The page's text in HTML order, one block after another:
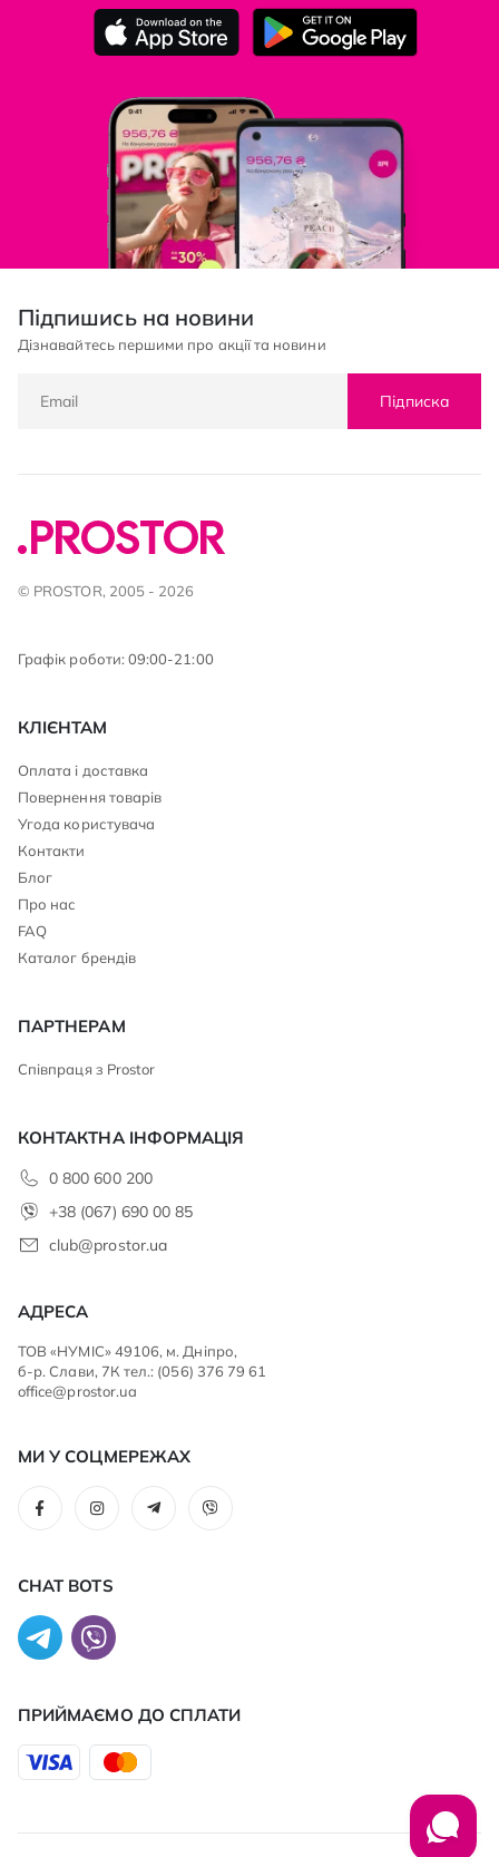
Підпишись на новини
Дізнавайтесь першими про акції та новини
Підписка
© PROSTOR, 2005 - 2026
Графік роботи: 09:00-21:00
КЛІЄНТАМ
Оплата і доставка
Повернення товарів
Угода користувача
Контакти
Блог
Про нас
FAQ
Каталог брендів
ПАРТНЕРАМ
Співпраця з Prostor
КОНТАКТНА ІНФОРМАЦІЯ
0 800 600 200
+38 (067) 690 00 85
club@prostor.ua
АДРЕСА
ТОВ «НУМІС» 49106, м. Дніпро,
б-р. Слави, 7К тел.: (056) 376 79 61
office@prostor.ua
МИ У СОЦМЕРЕЖАХ
CHAT BOTS
ПРИЙМАЄМО ДО CПЛАТИ